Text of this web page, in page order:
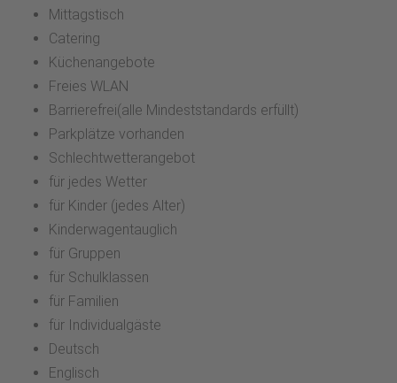
Mittagstisch
Catering
Küchenangebote
Freies WLAN
Barrierefrei(alle Mindeststandards erfüllt)
Parkplätze vorhanden
Schlechtwetterangebot
für jedes Wetter
für Kinder (jedes Alter)
Kinderwagentauglich
für Gruppen
für Schulklassen
für Familien
für Individualgäste
Deutsch
Englisch